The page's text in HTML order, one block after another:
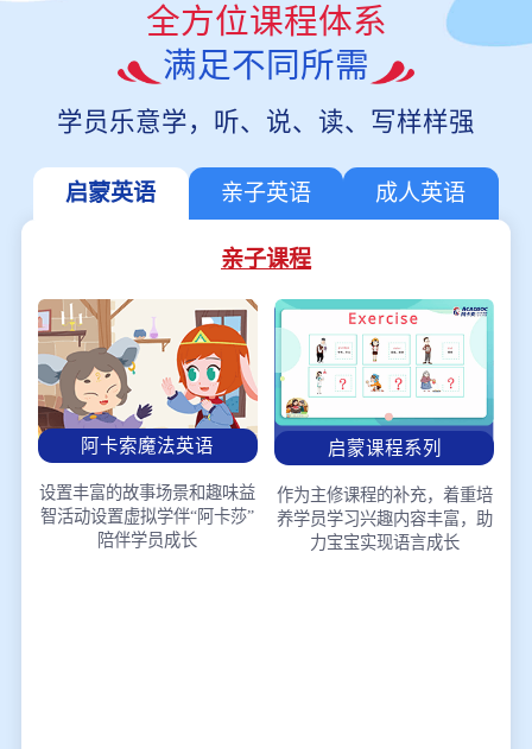
全方位课程体系
满足不同所需
学员乐意学，听、说、读、写样样强
启蒙英语 亲子英语 成人英语
亲子课程
阿卡索魔法英语
设置丰富的故事场景和趣味益
智活动设置虚拟学伴“阿卡莎”
陪伴学员成长
启蒙课程系列
作为主修课程的补充，着重培
养学员学习兴趣内容丰富，助
力宝宝实现语言成长